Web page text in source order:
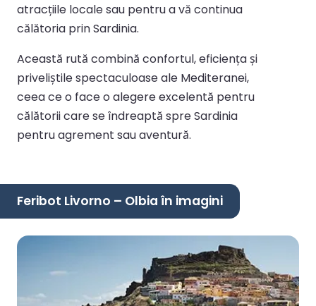
atracțiile locale sau pentru a vă continua
călătoria prin Sardinia.
Această rută combină confortul, eficiența și
priveliștile spectaculoase ale Mediteranei,
ceea ce o face o alegere excelentă pentru
călătorii care se îndreaptă spre Sardinia
pentru agrement sau aventură.
Feribot Livorno – Olbia în imagini